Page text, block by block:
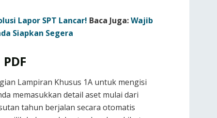
Lapor SPT Lancar! Baca Juga:Wajib
Siapkan Segera
Lampiran Khusus 1A untuk mengisi
memasukkan detail aset mulai dari
tahun berjalan secara otomatis